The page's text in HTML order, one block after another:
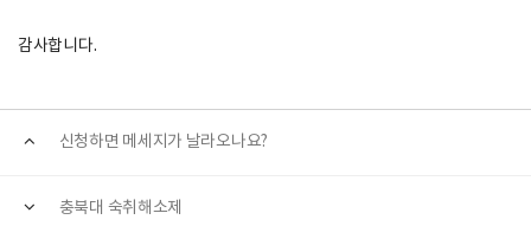
감사합니다.
신청하면 메세지가 날라오나요?
충북대 숙취해소제